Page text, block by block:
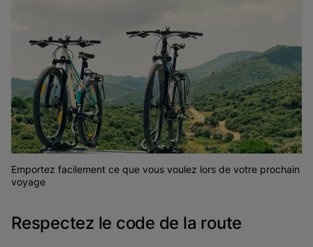
Emportez facilement ce que vous voulez lors de votre prochain
voyage
Respectez le code de la route